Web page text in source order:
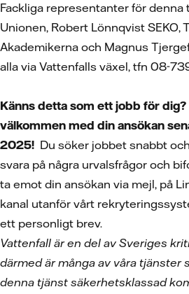
Fackliga representanter för denna
Unionen, Robert Lönnqvist SEKO,
Akademikerna och Magnus
alla via Vattenfalls växel, tfn 08-
Känns detta som ett jobb för
välkommen med din ansökan
2025! Du söker jobbet snabbt
svara på några urvalsfrågor och
ta emot din ansökan via mejl, på
kanal utanför vårt
ett personligt brev.
Vattenfall är en del av Sveriges
därmed är många av våra tjänster
denna tjänst säkerhetsklassad